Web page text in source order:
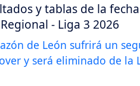
y tablas de la
- Liga 3 2026